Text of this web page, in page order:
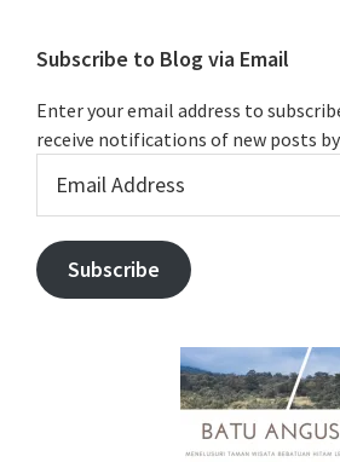
Subscribe to Blog via Email
Enter your email address to
receive notifications of new posts
Address
Subscribe